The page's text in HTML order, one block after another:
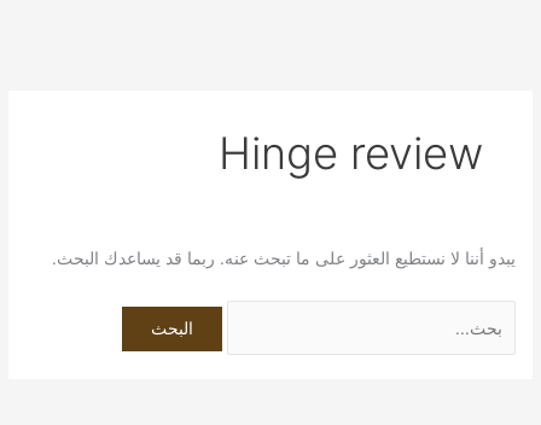
Hinge review
يبدو أننا لا نستطيع العثور على ما تبحث عنه. ربما قد يساعدك البحث.